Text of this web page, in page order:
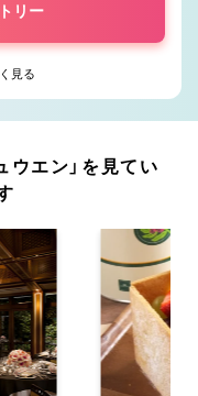
リー
見る
ウエン」を見てい